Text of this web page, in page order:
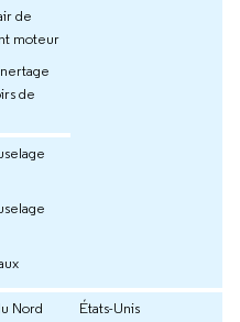
de
moteur
de
Nord
États-Unis